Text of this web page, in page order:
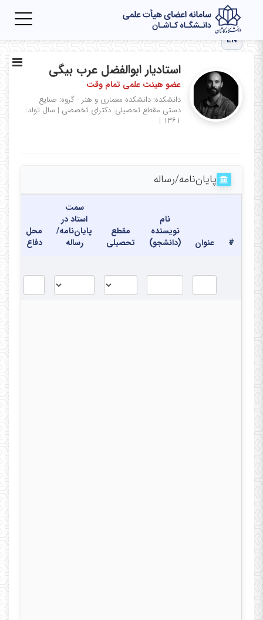
EN
استادیار ابوالفضل عرب بیگی
عضو هیئت علمی تمام وقت
دانشکده: دانشکده معماری و هنر - گروه: صنایع
دستی مقطع تحصیلی: دکترای تخصصی | سال تولد:
۱۳۶۱ |
پایان‌نامه‌/رساله
# عنوان
نام
نویسنده
(دانشجو)
مقطع
تحصیلی
سمت
استاد در
پایان‌نامه/
رساله
محل
دفاع